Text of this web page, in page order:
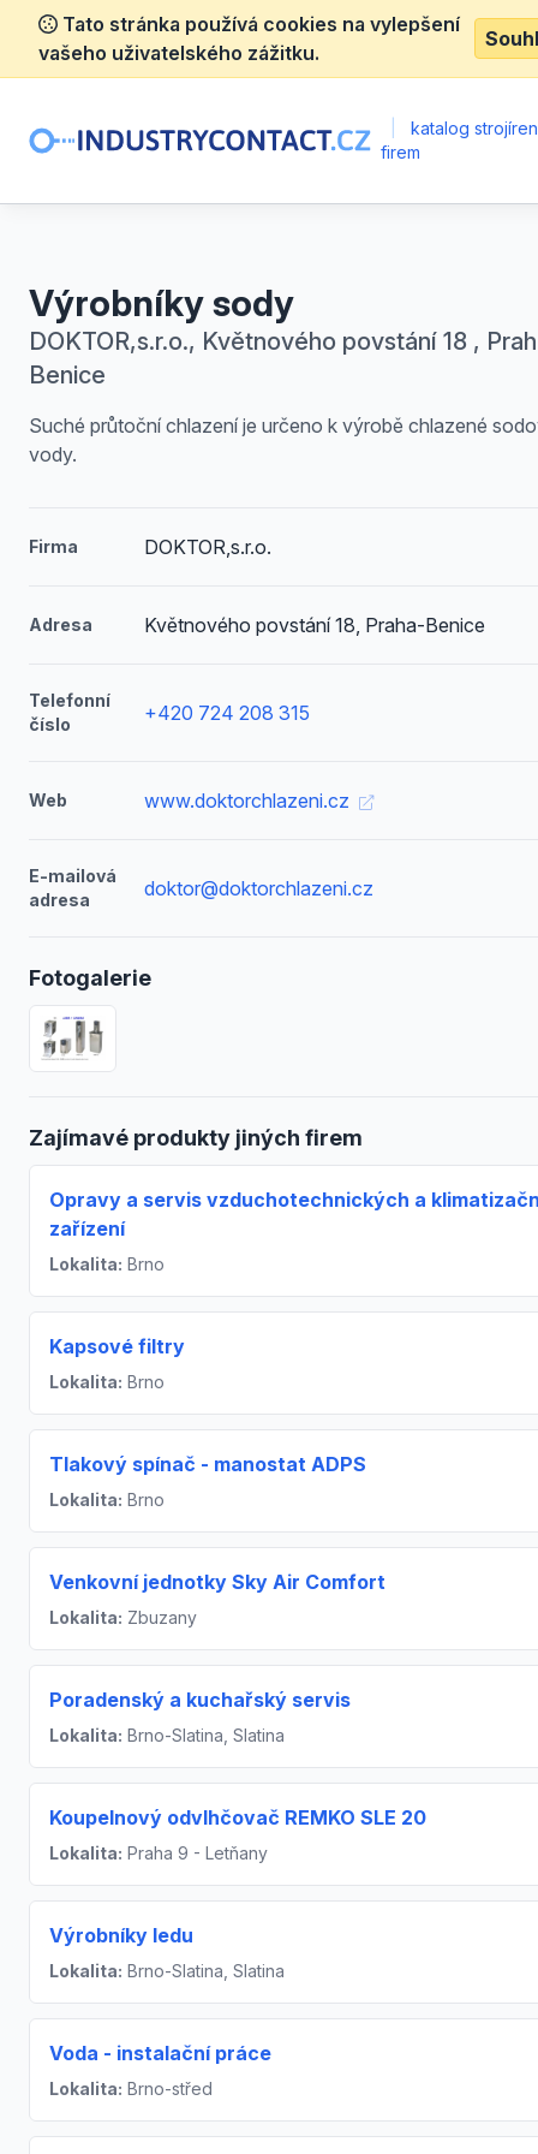
Tato stránka používá cookies na vylepšení
vašeho uživatelského zážitku.
katalog
firem
Výrobníky sody
DOKTOR,s.r.o., Květnového povstání 18 ,
Benice
Suché průtoční chlazení je určeno k výrobě chlazené
vody.
Firma DOKTOR,s.r.o.
Adresa Květnového povstání 18, Praha-Benice
Telefonní
číslo
+420 724 208 315
Web www.doktorchlazeni.cz
E-mailová
adresa
doktor@doktorchlazeni.cz
Fotogalerie
Zajímavé produkty jiných firem
Opravy a servis vzduchotechnických a
zařízení
Lokalita: Brno
Kapsové filtry
Lokalita: Brno
Tlakový spínač - manostat ADPS
Lokalita: Brno
Venkovní jednotky Sky Air Comfort
Lokalita: Zbuzany
Poradenský a kuchařský servis
Lokalita: Brno-Slatina, Slatina
Koupelnový odvlhčovač REMKO SLE 20
Lokalita: Praha 9 - Letňany
Výrobníky ledu
Lokalita: Brno-Slatina, Slatina
Voda - instalační práce
Lokalita: Brno-střed